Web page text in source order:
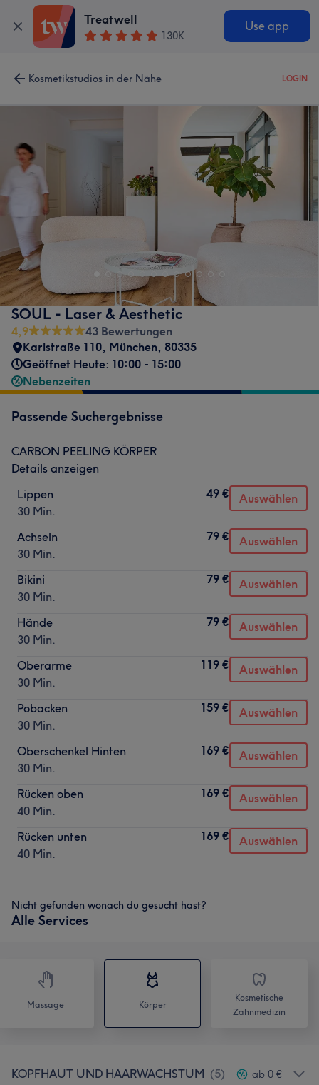
Treatwell
130K
Use app
Kosmetikstudios in der Nähe LOGIN
SOUL - Laser & Aesthetic
4,9
43 Bewertungen
Karlstraße 110, München, 80335
Geöffnet Heute: 10:00 - 15:00
Nebenzeiten
Passende Suchergebnisse
CARBON PEELING KÖRPER
Details anzeigen
Lippen
30 Min.
49 € Auswählen
Achseln
30 Min.
79 € Auswählen
Bikini
30 Min.
79 € Auswählen
Hände
30 Min.
79 € Auswählen
Oberarme
30 Min.
119 € Auswählen
Pobacken
30 Min.
159 € Auswählen
Oberschenkel Hinten
30 Min.
169 € Auswählen
Rücken oben
40 Min.
169 € Auswählen
Rücken unten
40 Min.
169 € Auswählen
Nicht gefunden wonach du gesucht hast?
Alle Services
Massage Körper
Kosmetische
Zahnmedizin
KOPFHAUT UND HAARWACHSTUM (5) ab 0 €